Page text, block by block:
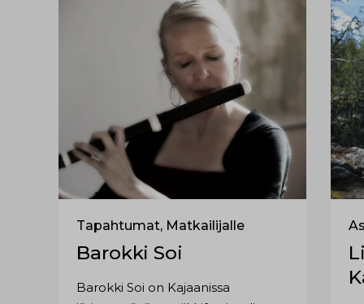
Tapahtumat, Matkailijalle
Barokki Soi
Barokki Soi on Kajaanissa